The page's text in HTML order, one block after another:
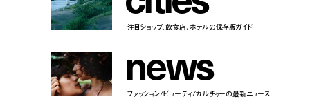
注目ショップ、飲食店、ホテルの保存版ガイド
news
ファッション/ビューティ/カルチャーの最新ニュース